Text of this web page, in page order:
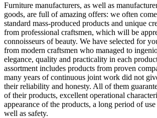
Furniture manufacturers, as well as
goods, are full of amazing offers: we often
standard mass-produced products and unique
from professional craftsmen, which will be
connoisseurs of beauty. We have selected for
from modern craftsmen who managed to
elegance, quality and practicality in each
assortment includes products from proven
many years of continuous joint work did not
their reliability and honesty. All of them
of their products, excellent operational
appearance of the products, a long period of
well as safety.